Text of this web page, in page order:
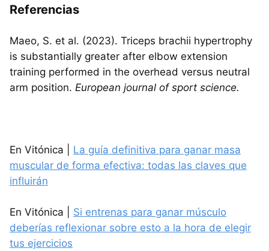
Referencias
Maeo, S. et al. (2023). Triceps brachii hypertrophy
is substantially greater after elbow extension
training performed in the overhead versus neutral
arm position. European journal of sport science.
En Vitónica | La guía definitiva para ganar masa
muscular de forma efectiva: todas las claves que
influirán
En Vitónica | Si entrenas para ganar músculo
deberías reflexionar sobre esto a la hora de elegir
tus ejercicios